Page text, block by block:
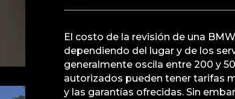
El costo de la revisión de una
dependiendo del lugar y de los
generalmente oscila entre 200 y
autorizados pueden tener tarifas
y las garantías ofrecidas. Sin